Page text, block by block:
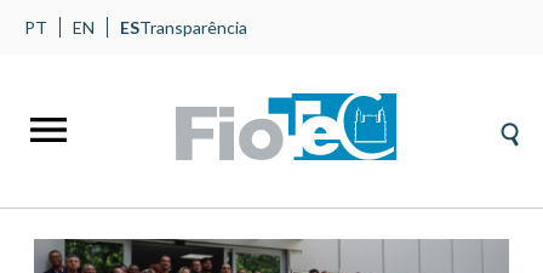
PT EN ESTransparência